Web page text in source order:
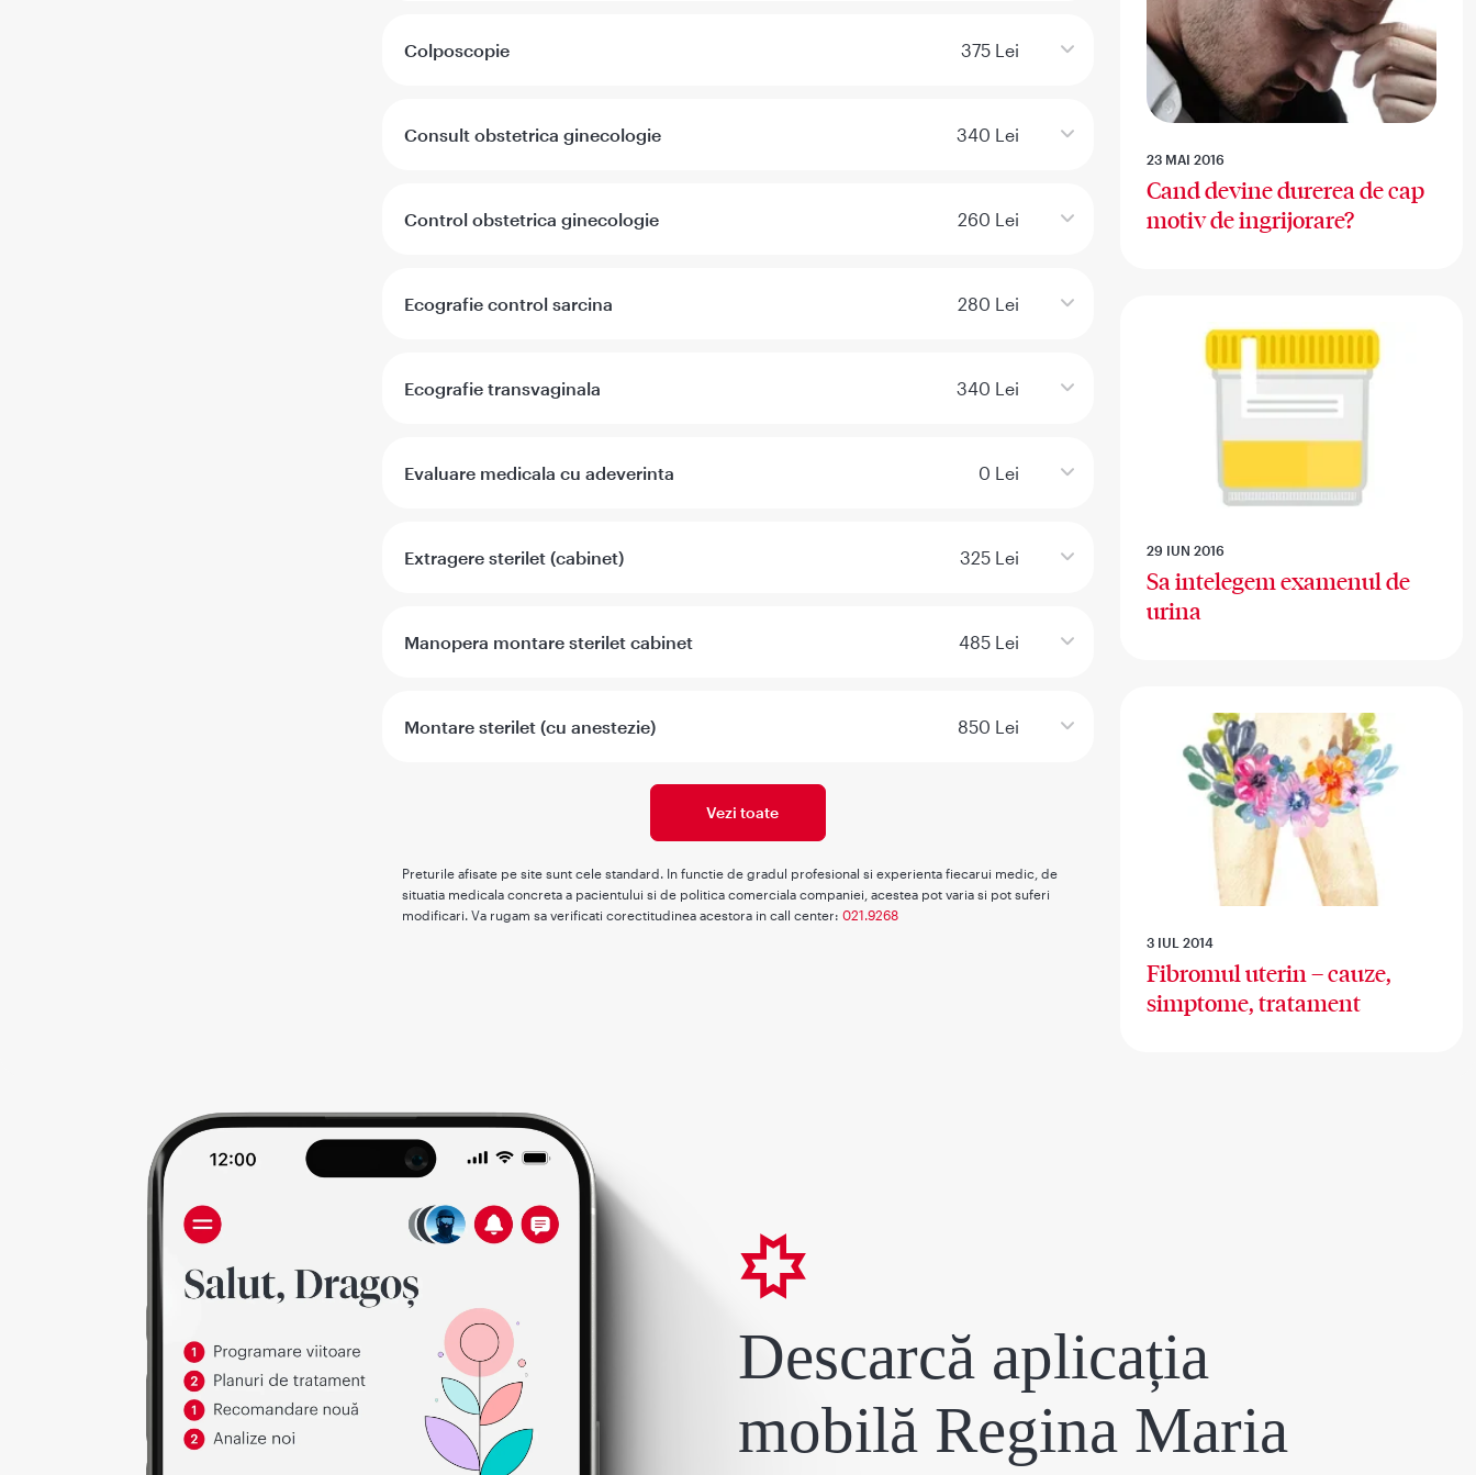
Colposcopie 375 Lei
Consult obstetrica ginecologie 340 Lei
Control obstetrica ginecologie 260 Lei
Ecografie control sarcina 280 Lei
Ecografie transvaginala 340 Lei
Evaluare medicala cu adeverinta 0 Lei
Extragere sterilet (cabinet) 325 Lei
Manopera montare sterilet cabinet 485 Lei
Montare sterilet (cu anestezie) 850 Lei
Vezi toate
Preturile afisate pe site sunt cele standard. In functie de gradul profesional si experienta fiecarui medic, de
situatia medicala concreta a pacientului si de politica comerciala companiei, acestea pot varia si pot suferi
modificari. Va rugam sa verificati corectitudinea acestora in call center: 021.9268
23 MAI 2016
Cand devine durerea de cap
motiv de ingrijorare?
29 IUN 2016
Sa intelegem examenul de
urina
3 IUL 2014
Fibromul uterin – cauze,
simptome, tratament
Descarcă aplicația
mobilă Regina Maria